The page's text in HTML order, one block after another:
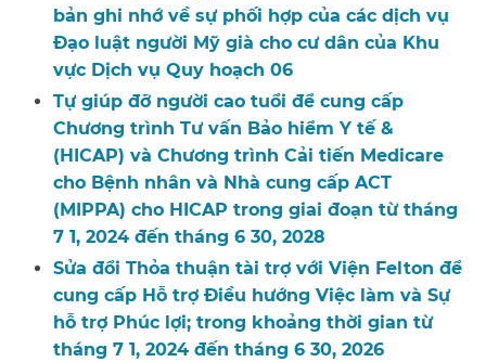
bản ghi nhớ về sự phối hợp của các dịch vụ
Đạo luật người Mỹ già cho cư dân của Khu
vực Dịch vụ Quy hoạch 06​​
Tự giúp đỡ người cao tuổi để cung cấp
Chương trình Tư vấn Bảo hiểm Y tế &
(HICAP) và Chương trình Cải tiến Medicare
cho Bệnh nhân và Nhà cung cấp ACT
(MIPPA) cho HICAP trong giai đoạn từ tháng
7 1, 2024 đến tháng 6 30, 2028​​
Sửa đổi Thỏa thuận tài trợ với Viện Felton để
cung cấp Hỗ trợ Điều hướng Việc làm và Sự
hỗ trợ Phúc lợi; trong khoảng thời gian từ
tháng 7 1, 2024 đến tháng 6 30, 2026​​